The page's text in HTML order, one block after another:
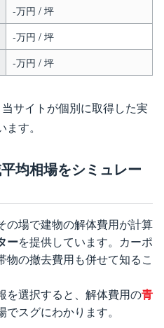
-万円 / 坪
-万円 / 坪
-万円 / 坪
サイトが個別に取得した実
す。
均相場をシミュレー
の場で建物の解体費用が計算
ーを提供しています。カーポ
の撤去費用も併せて知るこ
を選択すると、解体費用の青
でスグにわかります。